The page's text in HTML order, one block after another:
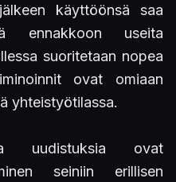
käyttöönsä saa
ennakkoon useita
suoritetaan nopea
ovat omiaan
yhteistyötilassa.
uudistuksia ovat
seiniin erillisen